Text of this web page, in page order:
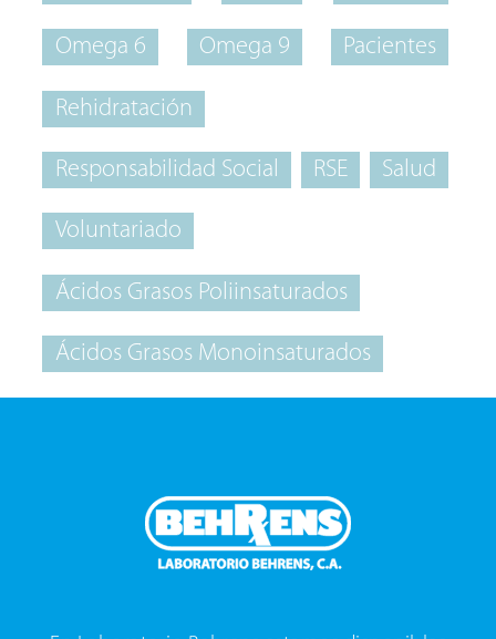
Omega 6 Omega 9 Pacientes
Rehidratación
Responsabilidad Social RSE Salud
Voluntariado
Ácidos Grasos Poliinsaturados
Ácidos Grasos Monoinsaturados